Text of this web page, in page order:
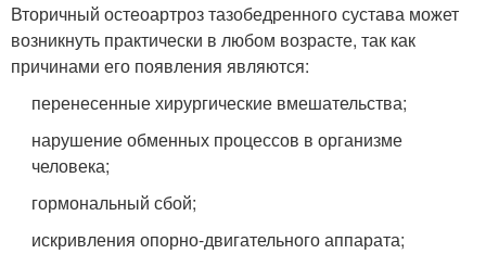
Вторичный остеоартроз тазобедренного сустава может
возникнуть практически в любом возрасте, так как
причинами его появления являются:
перенесенные хирургические вмешательства;
нарушение обменных процессов в организме
человека;
гормональный сбой;
искривления опорно-двигательного аппарата;